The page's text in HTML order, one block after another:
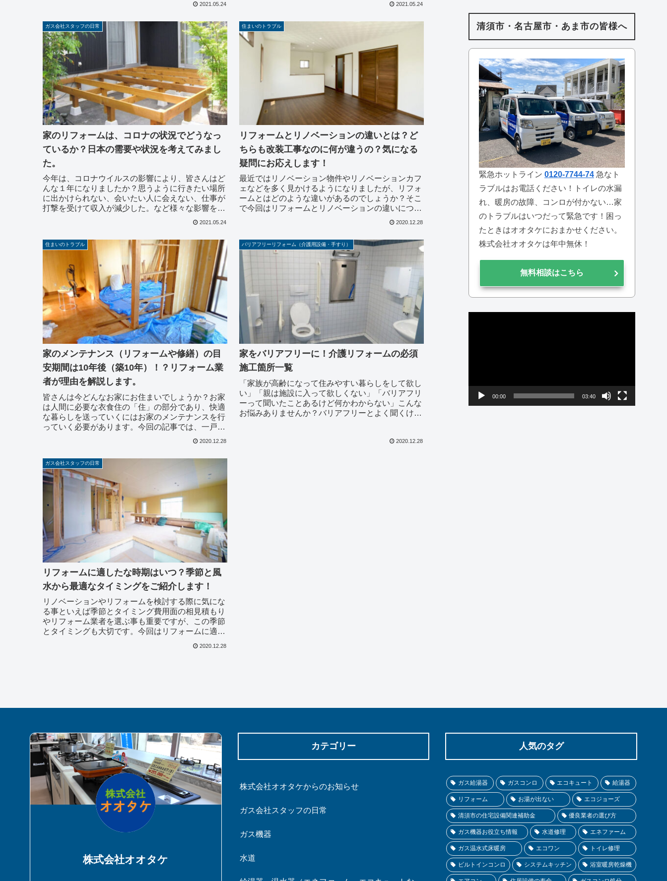
2021.05.24 2021.05.24
ガス会社スタッフの日常
家のリフォームは、コロナの状況でどうなっ
ているか？日本の需要や状況を考えてみまし
た。
今年は、コロナウイルスの影響により、皆さんはど
んな１年になりましたか？思うように行きたい場所
に出かけられない、会いたい人に会えない、仕事が
打撃を受けて収入が減少した。など様々な影響を受
けた人がいると思います。今回の記事では、コロナ
2021.05.24
住まいのトラブル
リフォームとリノベーションの違いとは？ど
ちらも改装工事なのに何が違うの？気になる
疑問にお応えします！
最近ではリノベーション物件やリノベーションカフ
ェなどを多く見かけるようになりましたが、リフォ
ームとはどのような違いがあるのでしょうか？そこ
で今回はリフォームとリノベーションの違いについ
て紹介します。リノベーションに比べてリフォーム
2020.12.28
住まいのトラブル
家のメンテナンス（リフォームや修繕）の目
安期間は10年後（築10年）！？リフォーム業
者が理由を解説します。
皆さんは今どんなお家にお住まいでしょうか？お家
は人間に必要な衣食住の「住」の部分であり、快適
な暮らしを送っていくにはお家のメンテナンスを行
っていく必要があります。今回の記事では、一戸建
てに住む皆さんが、お家のメンテナンスをするにあ
2020.12.28
バリアフリーリフォーム（介護用設備・手すり）
家をバリアフリーに！介護リフォームの必須
施工箇所一覧
「家族が高齢になって住みやすい暮らしをして欲し
い」「親は施設に入って欲しくない」「バリアフリ
ーって聞いたことあるけど何かわからない」こんな
お悩みありませんか？バリアフリーとよく聞くけれ
2020.12.28
ガス会社スタッフの日常
リフォームに適したな時期はいつ？季節と風
水から最適なタイミングをご紹介します！
リノベーションやリフォームを検討する際に気にな
る事といえば季節とタイミング費用面の相見積もり
やリフォーム業者を選ぶ事も重要ですが、この季節
とタイミングも大切です。今回はリフォームに適し
2020.12.28
清須市・名古屋市・あま市の皆様へ
緊急ホットライン 0120-7744-74 急なト
ラブルはお電話ください！トイレの水漏
れ、暖房の故障、コンロが付かない…家
のトラブルはいつだって緊急です！困っ
たときはオオタケにおまかせください。
株式会社オオタケは年中無休！
無料相談はこちら
ヤ
00:00 03:40
株式会社オオタケ
カテゴリー
株式会社オオタケからのお知らせ
ガス会社スタッフの日常
ガス機器
水道
人気のタグ
ガス給湯器 ガスコンロ エコキュート 給湯器
リフォーム お湯が出ない エコジョーズ
清須市の住宅設備関連補助金 優良業者の選び方
ガス機器お役立ち情報 水道修理 エネファーム
ガス温水式床暖房 エコワン トイレ修理
ビルトインコンロ システムキッチン 浴室暖房乾燥機